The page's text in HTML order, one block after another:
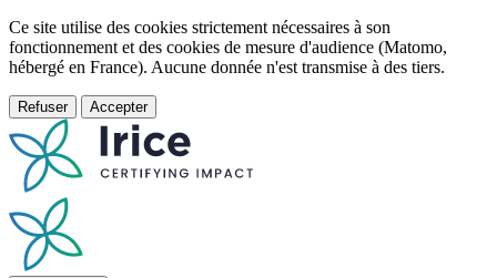
Ce site utilise des cookies strictement nécessaires à son
fonctionnement et des cookies de mesure d'audience (Matomo,
hébergé en France). Aucune donnée n'est transmise à des tiers.
Refuser Accepter